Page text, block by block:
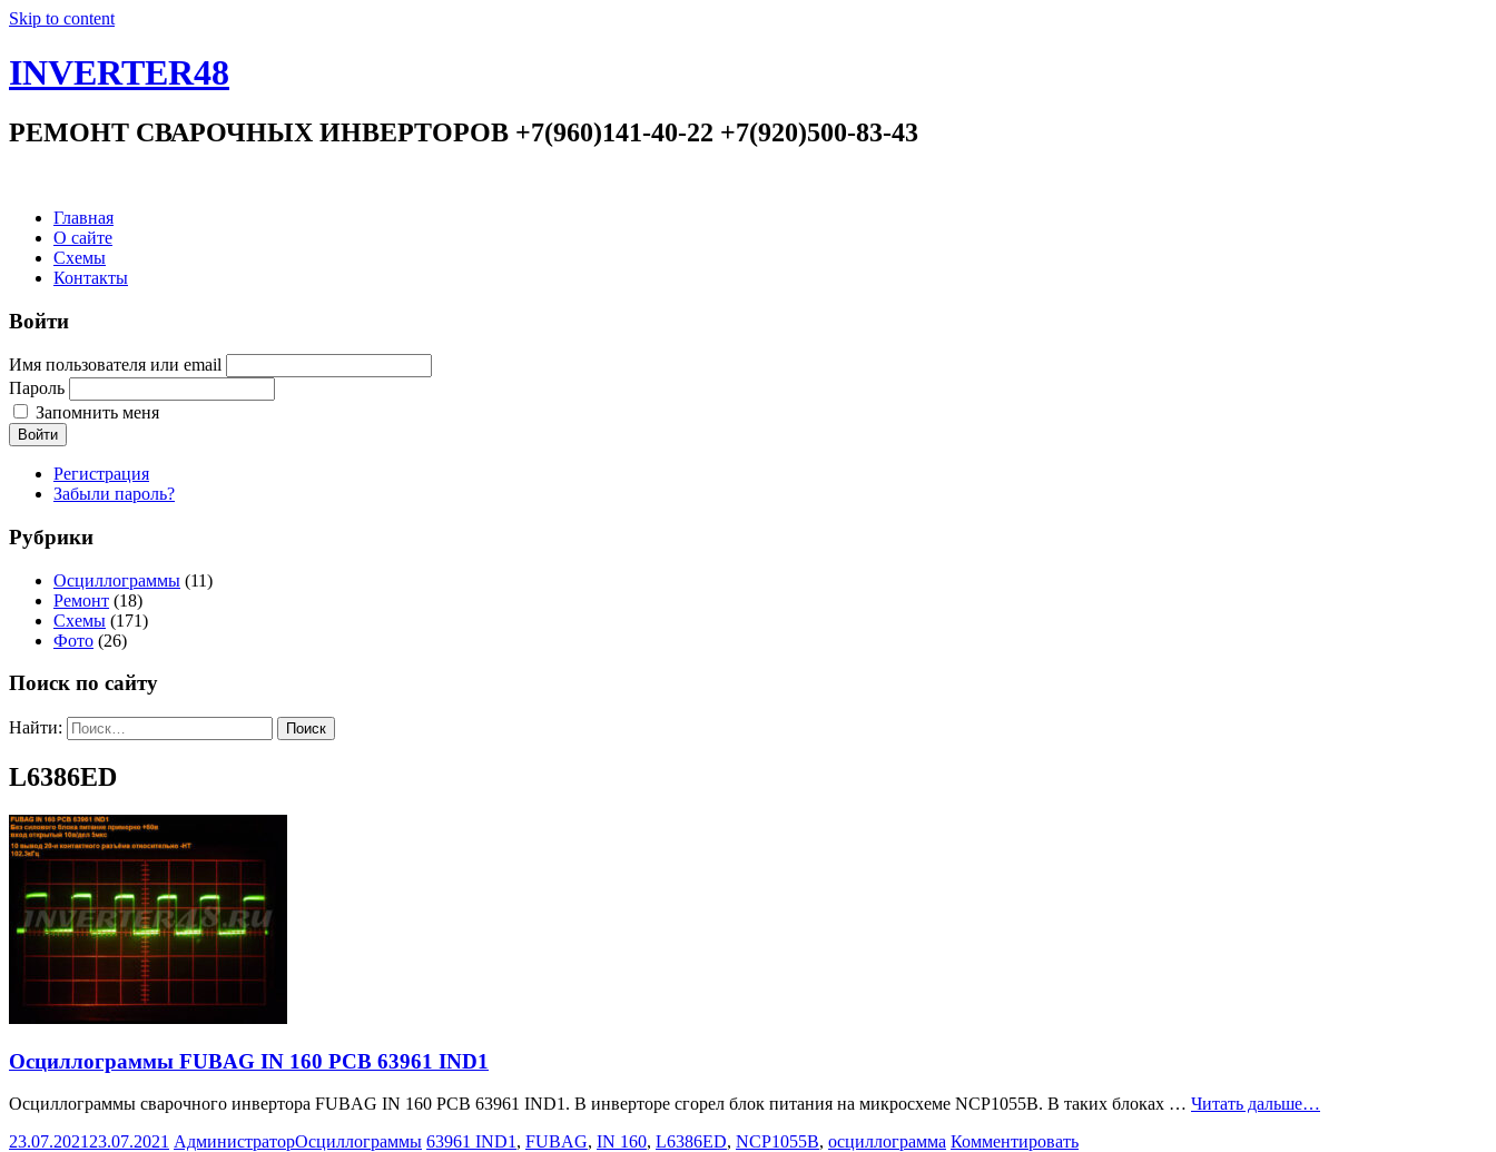
Skip to content
INVERTER48
РЕМОНТ СВАРОЧНЫХ ИНВЕРТОРОВ +7(960)141-40-22 +7(920)500-83-43
Главная
О сайте
Схемы
Контакты
Войти
Имя пользователя или email
Пароль
Запомнить меня
Войти
Регистрация
Забыли пароль?
Рубрики
Осциллограммы (11)
Ремонт (18)
Схемы (171)
Фото (26)
Поиск по сайту
Найти:
L6386ED
Осциллограммы FUBAG IN 160 PCB 63961 IND1
Осциллограммы сварочного инвертора FUBAG IN 160 PCB 63961 IND1. В инверторе сгорел блок питания на микросхеме NCP1055B. В таких блоках … Читать дальше…
23.07.2021 23.07.2021 АдминистраторОсциллограммы 63961 IND1 , FUBAG, IN 160, L6386ED, NCP1055B, осциллограмма Комментировать